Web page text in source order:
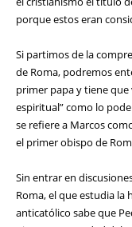
porque estos eran
Si partimos de la
de Roma, podremos
primer papa y tiene que
espiritual” como lo
se refiere a Marcos
el primer obispo de
Sin entrar en
Roma, el que estudia
anticatólico sabe que